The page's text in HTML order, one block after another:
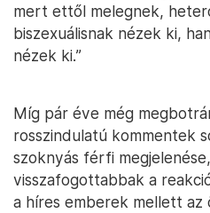
mert ettől melegnek,
biszexuálisnak nézek ki,
nézek ki.”
Míg pár éve még
rosszindulatú kommentek
szoknyás férfi
visszafogottabbak a
a híres emberek mellett az